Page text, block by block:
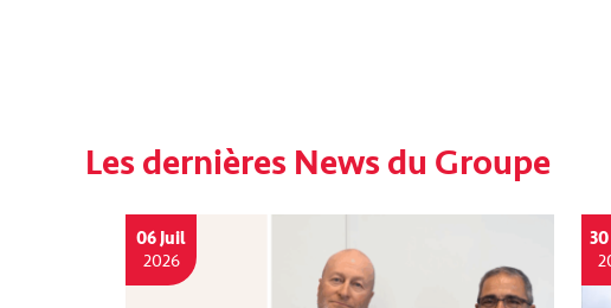
Les dernières News du Groupe
06 Juil
2026